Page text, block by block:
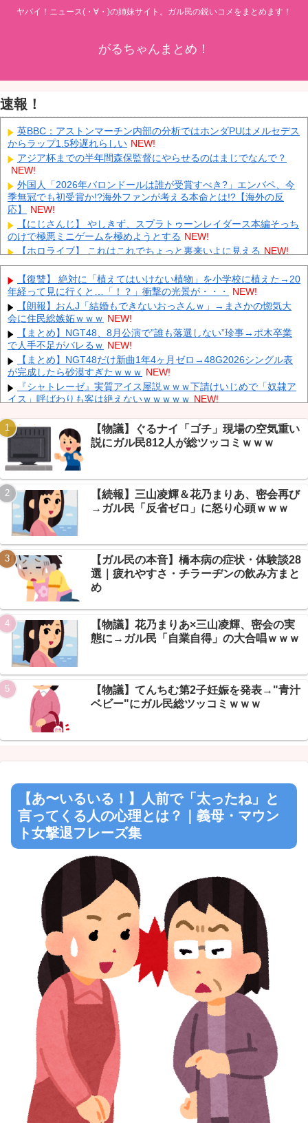
ヤバイ！ニュース(・∀・)の姉妹サイト。ガル民の鋭いコメをまとめます！
がるちゃんまとめ！
速報！
英BBC：アストンマーチン内部の分析ではホンダPUはメルセデス
からラップ1.5秒遅れらしい NEW!
アジア杯までの半年間森保監督にやらせるのはまじでなんで？
NEW!
外国人「2026年バロンドールは誰が受賞すべき?」エンバペ、今
季無冠でも初受賞か!?海外ファンが考える本命とは!?【海外の反
応】
NEW!
【にじさんじ】 やしきず、スプラトゥーンレイダース本編そっち
のけで極悪ミニゲームを極めようとする NEW!
【ホロライブ】 これはこれでちょっと裏来いよに見える NEW!
韓国人インフルエンサー(49)、日本で次々と車に衝突 計7台巻き
込み 八王子
NEW!
中国とロシア海軍艦艇4隻が日本列島を一周…防衛省が全航路を
公開！ NEW!
「あきれてモノが言えない」「国を維持できるの？」外国人の永
住許可要件の厳格化で在日中国人の本音は？
NEW!
【速報】 中露の武装軍艦4隻が日本一周『いつでも国家沈没させ
られるぞ』 NEW!
【為替相場】 ドル円は1ドル158円台半ば 介入警戒をしつつ円売
りが続行 NEW!
Powered by livedoor 相互RSS
【復讐】 絶対に「植えてはいけない植物」を小学校に植えた→20
年経って見に行くと…「！？」衝撃の光景が・・・
NEW!
【朗報】おんJ「結婚もできないおっさんｗ」→まさかの惚気大
会に住民総嫉妬ｗｗｗ NEW!
【まとめ】NGT48、8月公演で”誰も落選しない”珍事→ポ木卒業
で人手不足がバレるｗ NEW!
【まとめ】NGT48だけ新曲1年4ヶ月ゼロ→48G2026シングル表
が完成したら砂漠すぎたｗｗｗ NEW!
『シャトレーゼ』実質アイス屋説ｗｗｗ下請けいじめで「奴隷ア
イス」呼ばわりも客は絶えないｗｗｗｗｗ NEW!
【悲報】 玉川徹さん、警官の発泡での包丁男死亡に「絶対に死刑
にならない罪なのに警察が死刑にした！」 → 元警官のマジレスが
コチラ → ………
【人工障がい者】 甥(28)「両親が亡くなったんで僕のこと引き取
ってほしいんですけど！」なんでいい年したヒキニートを引き取ら
なきゃいけないんだ... NEW!
ニコニコ老人会、既に大荒れｗｗｗはりーシ↑↑↑、おえちゃん
↓↓↓、高田VS加藤決闘カード登場
【画像】 Netflix版『リボンの騎士』、とんでもない事になるｗｗ
ｗｗｗ NEW!
Powered by livedoor 相互RSS
【物議】ぐるナイ「ゴチ」現場の空気重い
説にガル民812人が総ツッコミｗｗｗ
【続報】三山凌輝＆花乃まりあ、密会再び
→ガル民「反省ゼロ」に怒り心頭ｗｗｗ
【ガル民の本音】橋本病の症状・体験談28
選｜疲れやすさ・チラーヂンの飲み方まと
め
【物議】花乃まりあ×三山凌輝、密会の実
態に→ガル民「自業自得」の大合唱ｗｗｗ
【物議】てんちむ第2子妊娠を発表→"青汁
ベビー"にガル民総ツッコミｗｗｗ
【あ〜いるいる！】人前で「太ったね」と
言ってくる人の心理とは？｜義母・マウン
ト女撃退フレーズ集